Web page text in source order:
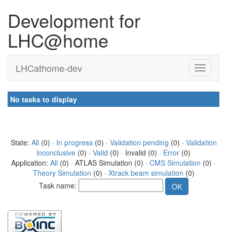
Development for
LHC@home
LHCathome-dev
No tasks to display
State: All (0) · In progress(0) · Validation pending (0) · Validation
inconclusive (0) · Valid (0) · Invalid (0) · Error (0)
Application: All (0) · ATLAS Simulation (0) · CMS Simulation (0) ·
Theory Simulation (0) · Xtrack beam simulation (0)
Task name: